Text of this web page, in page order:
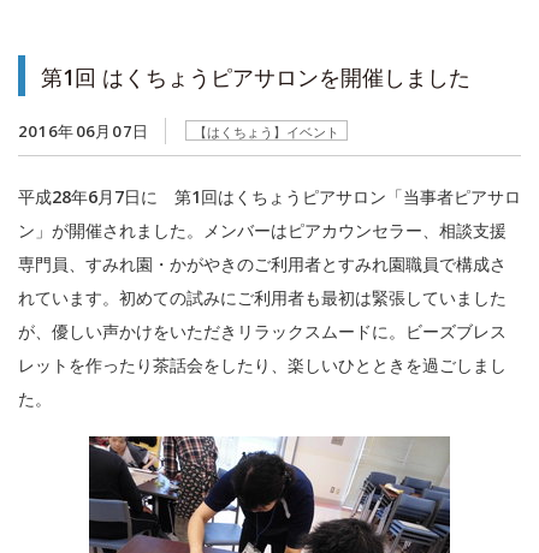
第1回 はくちょうピアサロンを開催しました
2016年06月07日 【はくちょう】イベント
平成28年6月7日に 第1回はくちょうピアサロン「当事者ピアサロ
ン」が開催されました。メンバーはピアカウンセラー、相談支援
専門員、すみれ園・かがやきのご利用者とすみれ園職員で構成さ
れています。初めての試みにご利用者も最初は緊張していました
が、優しい声かけをいただきリラックスムードに。ビーズブレス
レットを作ったり茶話会をしたり、楽しいひとときを過ごしまし
た。